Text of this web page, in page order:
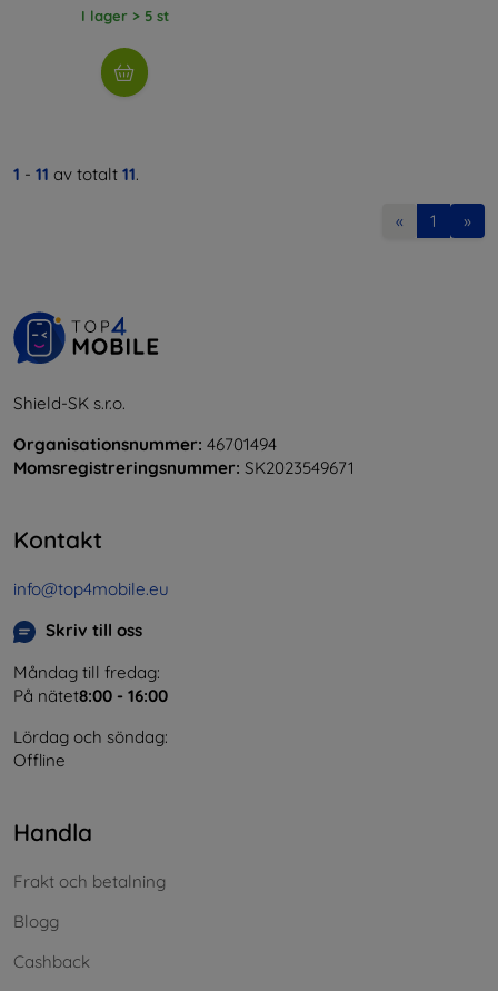
I lager > 5 st
1 - 11 av totalt 11.
« 1 »
Shield-SK s.r.o.
Organisationsnummer: 46701494
Momsregistreringsnummer: SK2023549671
Kontakt
info@top4mobile.eu
Skriv till oss
Måndag till fredag:
På nätet8:00 - 16:00
Lördag och söndag:
Offline
Handla
Frakt och betalning
Blogg
Cashback